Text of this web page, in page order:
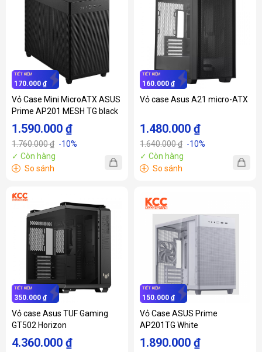
TIẾT KIỆM
170.000 ₫
Vỏ Case Mini MicroATX ASUS
Prime AP201 MESH TG black
1.590.000 ₫
1.760.000 ₫ -10%
✓ Còn hàng
+ So sánh
TIẾT KIỆM
160.000 ₫
Vỏ case Asus A21 micro-ATX
1.480.000 ₫
1.640.000 ₫ -10%
✓ Còn hàng
+ So sánh
TIẾT KIỆM
350.000 ₫
Vỏ case Asus TUF Gaming
GT502 Horizon
4.360.000 ₫
TIẾT KIỆM
150.000 ₫
Vỏ Case ASUS Prime
AP201TG White
1.890.000 ₫